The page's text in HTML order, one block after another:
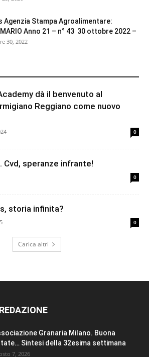
Agenzia Stampa Agroalimentare:
Anno 21 – n° 43 30 ottobre 2022 –
30, 2022
dà il benvenuto al
Reggiano come nuovo
0
Cvd, speranze infrante!
0
storia infinita?
0
Carica altri
Granaria Milano. Buona
Sintesi della 32esima settimana
7, 2026